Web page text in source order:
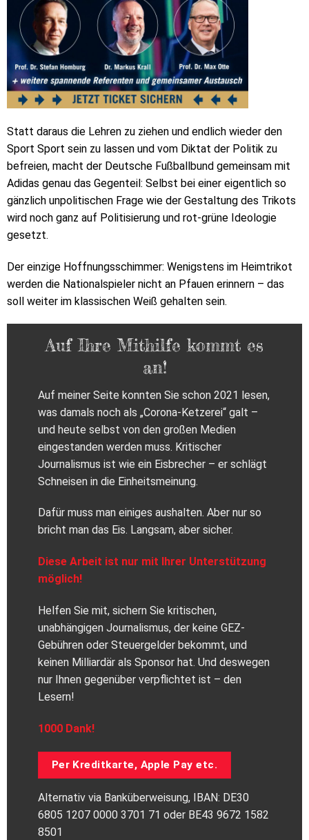
Statt daraus die Lehren zu ziehen und endlich wieder den
Sport Sport sein zu lassen und vom Diktat der Politik zu
befreien, macht der Deutsche Fußballbund gemeinsam mit
Adidas genau das Gegenteil: Selbst bei einer eigentlich so
gänzlich unpolitischen Frage wie der Gestaltung des Trikots
wird noch ganz auf Politisierung und rot-grüne Ideologie
gesetzt.
Der einzige Hoffnungsschimmer: Wenigstens im Heimtrikot
werden die Nationalspieler nicht an Pfauen erinnern – das
soll weiter im klassischen Weiß gehalten sein.
Auf Ihre Mithilfe kommt es
an!
Auf meiner Seite konnten Sie schon 2021 lesen,
was damals noch als „Corona-Ketzerei“ galt –
und heute selbst von den großen Medien
eingestanden werden muss. Kritischer
Journalismus ist wie ein Eisbrecher – er schlägt
Schneisen in die Einheitsmeinung.
Dafür muss man einiges aushalten. Aber nur so
bricht man das Eis. Langsam, aber sicher.
Diese Arbeit ist nur mit Ihrer Unterstützung
möglich!
Helfen Sie mit, sichern Sie kritischen,
unabhängigen Journalismus, der keine GEZ-
Gebühren oder Steuergelder bekommt, und
keinen Milliardär als Sponsor hat. Und deswegen
nur Ihnen gegenüber verpflichtet ist – den
Lesern!
1000 Dank!
Per Kreditkarte, Apple Pay etc.
Alternativ via Banküberweisung, IBAN: DE30
6805 1207 0000 3701 71 oder BE43 9672 1582
8501